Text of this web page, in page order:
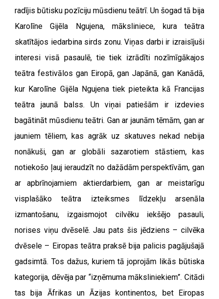
radījis būtisku pozīciju mūsdienu teātrī. Un šogad tā bija
Karolīne Gijēla Ngujena, māksliniece, kura teātra
skatītājos iedarbina sirds zonu. Viņas darbi ir izraisījuši
interesi visā pasaulē, tie tiek izrādīti nozīmīgākajos
teātra festivālos gan Eiropā, gan Japānā, gan Kanādā,
kur Karolīne Gijēla Ngujena tiek pieteikta kā Francijas
teātra jaunā balss. Un viņai patiešām ir izdevies
bagātināt mūsdienu teātri. Gan ar jaunām tēmām, gan ar
jauniem tēliem, kas agrāk uz skatuves nekad nebija
nonākuši, gan ar globāli sazarotiem stāstiem, kas
notiekošo ļauj ieraudzīt no dažādām perspektīvām, gan
ar apbrīnojamiem aktierdarbiem, gan ar meistarīgu
visplašāko teātra izteiksmes līdzekļu arsenāla
izmantošanu, izgaismojot cilvēku iekšējo pasauli,
norises viņu dvēselē. Jau pats šis jēdziens – cilvēka
dvēsele – Eiropas teātra praksē bija palicis pagājušajā
gadsimtā. Tos dažus, kuriem tā joprojām likās būtiska
kategorija, dēvēja par “izņēmuma māksliniekiem”. Citādi
tas bija Āfrikas un Āzijas kontinentos, bet Eiropas